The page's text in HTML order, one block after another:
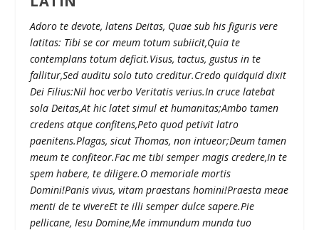
Adoro te devote, latens Deitas, Quae sub his figuris vere
latitas: Tibi se cor meum totum subiicit,Quia te
contemplans totum deficit.Visus, tactus, gustus in te
fallitur,Sed auditu solo tuto creditur.Credo quidquid dixit
Dei Filius:Nil hoc verbo Veritatis verius.In cruce latebat
sola Deitas,At hic latet simul et humanitas;Ambo tamen
credens atque confitens,Peto quod petivit latro
paenitens.Plagas, sicut Thomas, non intueor;Deum tamen
meum te confiteor.Fac me tibi semper magis credere,In te
spem habere, te diligere.O memoriale mortis
Domini!Panis vivus, vitam praestans homini!Praesta meae
menti de te vivereEt te illi semper dulce sapere.Pie
pellicane, Iesu Domine,Me immundum munda tuo